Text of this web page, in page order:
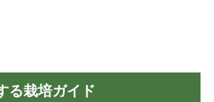
る栽培ガイド